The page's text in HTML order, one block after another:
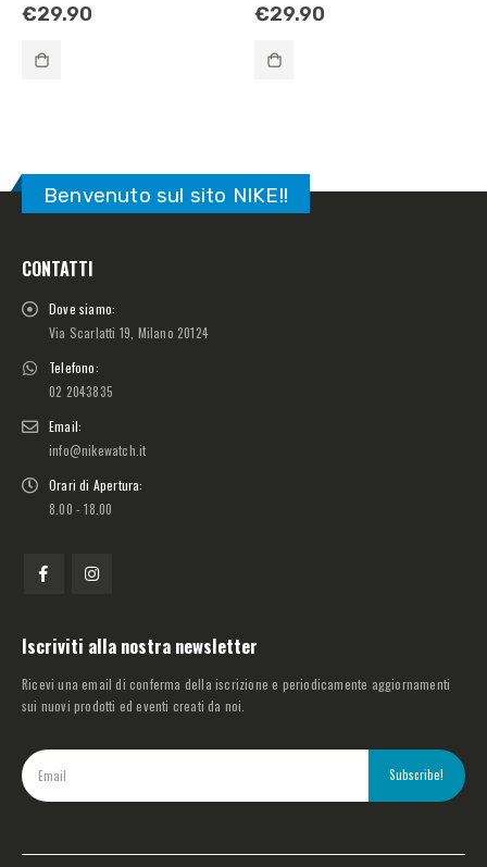
€29.90 €29.90
Benvenuto sul sito NIKE!!
CONTATTI
Dove siamo:
Via Scarlatti 19, Milano 20124
Telefono:
02 2043835
Email:
info@nikewatch.it
Orari di Apertura:
8.00 - 18.00
Iscriviti alla nostra newsletter
Ricevi una email di conferma della iscrizione e periodicamente aggiornamenti
sui nuovi prodotti ed eventi creati da noi.